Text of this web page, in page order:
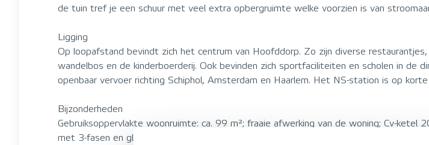
de tuin tref je een schuur met veel extra opbergruimte welke voorzien is van
Ligging
Op loopafstand bevindt zich het centrum van Hoofddorp. Zo zijn diverse
wandelbos en de kinderboerderij. Ook bevinden zich sportfaciliteiten en scholen in de
openbaar vervoer richting Schiphol, Amsterdam en Haarlem. Het NS-station is op
Bijzonderheden
Gebruiksoppervlakte woonruimte: ca. 99 m²; fraaie afwerking van de woning; Cv-
met 3-fasen en glasvezelaansluiting.